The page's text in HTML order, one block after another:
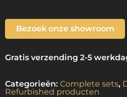
Bezoek onze showroom
Gratis verzending 2-5
Categorieën: Complete sets,
Refurbished producten